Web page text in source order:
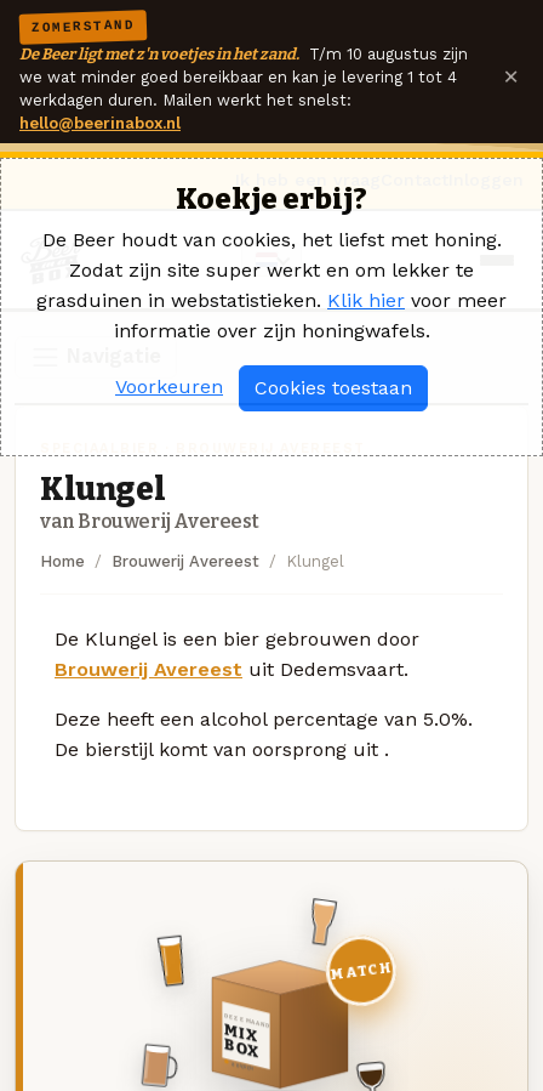
ZOMERSTAND
De Beer ligt met z'n voetjes in het zand. T/m 10 augustus zijn
we wat minder goed bereikbaar en kan je levering 1 tot 4
werkdagen duren. Mailen werkt het snelst:
hello@beerinabox.nl
×
Klungel
van Brouwerij Avereest
Home Brouwerij Avereest Klungel
De Klungel is een bier gebrouwen door
Brouwerij Avereest uit Dedemsvaart.
Deze heeft een alcohol percentage van 5.0%.
De bierstijl komt van oorsprong uit .
DEZE MAAND
MIX
BOX
8 BIEREN
MATCH
Koekje erbij?
De Beer houdt van cookies, het liefst met honing.
Zodat zijn site super werkt en om lekker te
grasduinen in webstatistieken. Klik hier voor meer
informatie over zijn honingwafels.
Voorkeuren Cookies toestaan